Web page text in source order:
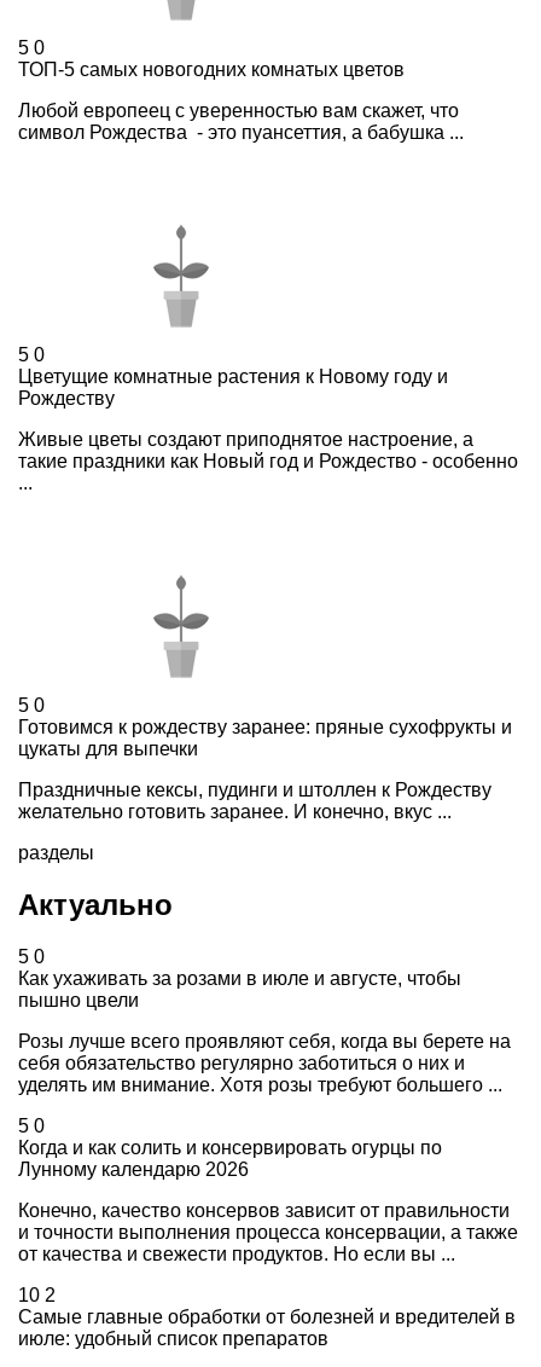
5 0
ТОП-5 самых новогодних комнатых цветов
Любой европеец с уверенностью вам скажет, что
символ Рождества - это пуансеттия, а бабушка ...
5 0
Цветущие комнатные растения к Новому году и
Рождеству
Живые цветы создают приподнятое настроение, а
такие праздники как Новый год и Рождество - особенно
...
5 0
Готовимся к рождеству заранее: пряные сухофрукты и
цукаты для выпечки
Праздничные кексы, пудинги и штоллен к Рождеству
желательно готовить заранее. И конечно, вкус ...
разделы
Актуально
5 0
Как ухаживать за розами в июле и августе, чтобы
пышно цвели
Розы лучше всего проявляют себя, когда вы берете на
себя обязательство регулярно заботиться о них и
уделять им внимание. Хотя розы требуют большего ...
5 0
Когда и как солить и консервировать огурцы по
Лунному календарю 2026
Конечно, качество консервов зависит от правильности
и точности выполнения процесса консервации, а также
от качества и свежести продуктов. Но если вы ...
10 2
Самые главные обработки от болезней и вредителей в
июле: удобный список препаратов